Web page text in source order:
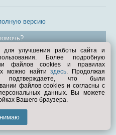
версию
1998—2026
улучшения работы сайта и
Более подробную
файлов cookies и правилах
можно найтиздесь. Продолжая
подтверждаете, что были
файлов cookies и согласны с
данных. Вы можете
Вашего браузера.